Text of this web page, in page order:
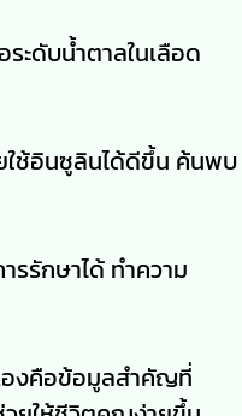
ะดับน้ำตาลในเลือด
ใช้อินซูลินได้ดีขึ้น ค้นพบ
รักษาได้ ทำความ
องคือข้อมูลสำคัญที่